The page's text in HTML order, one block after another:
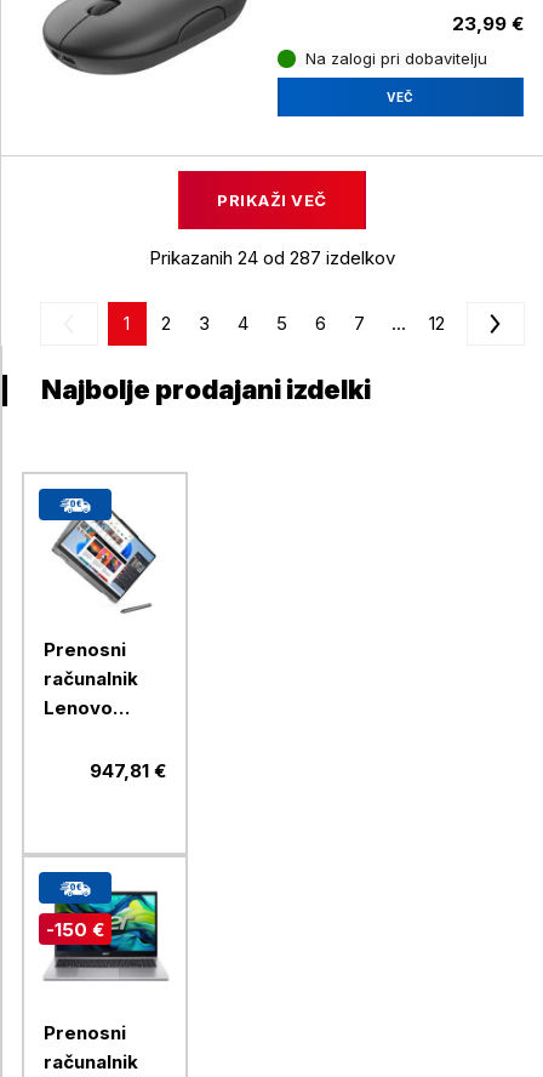
23,99 €
Na zalogi pri dobavitelju
VEČ
PRIKAŽI VEČ
Prikazanih 24 od 287 izdelkov
1 2 3 4 5 6 7 ... 12
Najbolje prodajani izdelki
Prenosni
računalnik
Lenovo
v-1 14IRH9
WUXGA
OLED Core
i5-13420H
16GB,
Windows 11
947,81 €
-150 €
Prenosni
računalnik